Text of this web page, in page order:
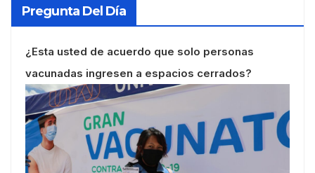
Pregunta Del Día
¿Esta usted de acuerdo que solo personas
vacunadas ingresen a espacios cerrados?